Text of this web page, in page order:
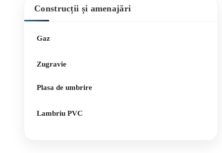
Construcții și amenajări
Gaz
Zugravie
Plasa de umbrire
Lambriu PVC